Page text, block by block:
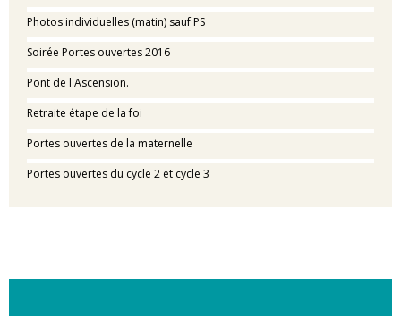
Photos individuelles (matin) sauf PS
Soirée Portes ouvertes 2016
Pont de l'Ascension.
Retraite étape de la foi
Portes ouvertes de la maternelle
Portes ouvertes du cycle 2 et cycle 3